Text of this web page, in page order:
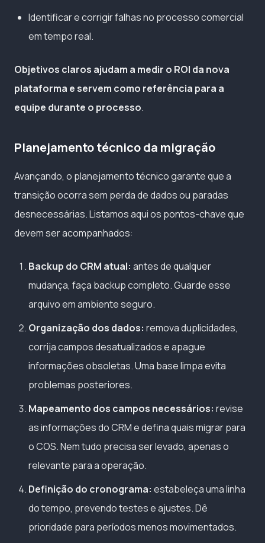
Identificar e corrigir falhas no processo comercial
em tempo real.
Objetivos claros ajudam a medir o ROI da nova
plataforma e servem como referência para a
equipe durante o processo.
Planejamento técnico da migração
Avançando, o planejamento técnico garante que a
transição ocorra sem perda de dados ou paradas
desnecessárias. Listamos aqui os pontos-chave que
devem ser acompanhados:
Backup do CRM atual: antes de qualquer
mudança, faça backup completo. Guarde esse
arquivo em ambiente seguro.
Organização dos dados: remova duplicidades,
corrija campos desatualizados e apague
informações obsoletas. Uma base limpa evita
problemas posteriores.
Mapeamento dos campos necessários: revise
as informações do CRM e defina quais migrar para
o COS. Nem tudo precisa ser levado, apenas o
relevante para a operação.
Definição do cronograma: estabeleça uma linha
do tempo, prevendo testes e ajustes. Dê
prioridade para períodos menos movimentados.